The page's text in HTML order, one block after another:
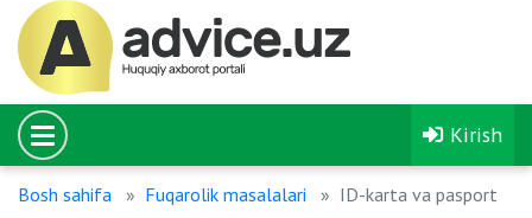
Kirish
Bosh sahifa Fuqarolik masalalari ID-karta va pasport